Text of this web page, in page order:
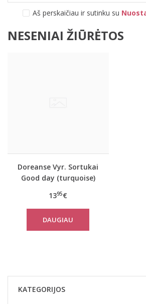
Aš perskaičiau ir sutinku su
NESENIAI ŽIŪRĖTOS
Doreanse Vyr. Sortukai
Good day (turquoise)
1395€
DAUGIAU
KATEGORIJOS